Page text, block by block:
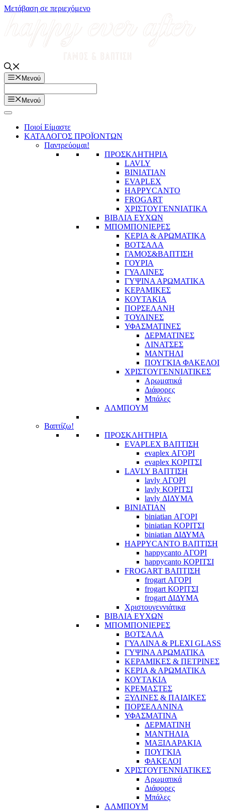
Μετάβαση σε περιεχόμενο
Μενού
Μενού
Ποιοί Είμαστε
ΚΑΤΑΛΟΓΟΣ ΠΡΟΪΟΝΤΩΝ
Παντρεύομαι!
ΠΡΟΣΚΛΗΤΗΡΙΑ
LAVLY
BINIATIAN
EVAPLEX
HAPPYCANTO
FROGART
ΧΡΙΣΤΟΥΓΕΝΝΙΑΤΙΚΑ
ΒΙΒΛΙΑ ΕΥΧΩΝ
ΜΠΟΜΠΟΝΙΕΡΕΣ
ΚΕΡΙΑ & ΑΡΩΜΑΤΙΚΑ
ΒΟΤΣΑΛΑ
ΓΑΜΟΣ&ΒΑΠΤΙΣΗ
ΓΟΥΡΙΑ
ΓΥΑΛΙΝΕΣ
ΓΥΨΙΝΑ ΑΡΩΜΑΤΙΚΑ
ΚΕΡΑΜΙΚΕΣ
ΚΟΥΤΑΚΙΑ
ΠΟΡΣΕΛΑΝΗ
ΤΟΥΛΙΝΕΣ
ΥΦΑΣΜΑΤΙΝΕΣ
ΔΕΡΜΑΤΙΝΕΣ
ΛΙΝΑΤΣΕΣ
ΜΑΝΤΗΛΙ
ΠΟΥΓΚΙΑ ΦΑΚΕΛΟΙ
ΧΡΙΣΤΟΥΓΕΝΝΙΑΤΙΚΕΣ
Αρωματικά
Διάφορες
Μπάλες
ΑΛΜΠΟΥΜ
Βαπτίζω!
ΠΡΟΣΚΛΗΤΗΡΙΑ
EVAPLEX ΒΑΠΤΙΣΗ
evaplex ΑΓΟΡΙ
evaplex ΚΟΡΙΤΣΙ
LAVLY ΒΑΠΤΙΣΗ
lavly ΑΓΟΡΙ
lavly ΚΟΡΙΤΣΙ
lavly ΔΙΔΥΜΑ
BINIATIAN
biniatian ΑΓΟΡΙ
biniatian ΚΟΡΙΤΣΙ
biniatian ΔΙΔΥΜΑ
HAPPYCANTO ΒΑΠΤΙΣΗ
happycanto ΑΓΟΡΙ
happycanto ΚΟΡΙΤΣΙ
FROGART ΒΑΠΤΙΣΗ
frogart ΑΓΟΡΙ
frogart ΚΟΡΙΤΣΙ
frogart ΔΙΔΥΜΑ
Χριστουγεννιάτικα
ΒΙΒΛΙΑ ΕΥΧΩΝ
ΜΠΟΜΠΟΝΙΕΡΕΣ
ΒΟΤΣΑΛΑ
ΓΥΑΛΙΝΑ & PLEXI GLASS
ΓΥΨΙΝΑ ΑΡΩΜΑΤΙΚΑ
ΚΕΡΑΜΙΚΕΣ & ΠΕΤΡΙΝΕΣ
ΚΕΡΙΑ & ΑΡΩΜΑΤΙΚΑ
ΚΟΥΤΑΚΙΑ
ΚΡΕΜΑΣΤΕΣ
ΞΥΛΙΝΕΣ & ΠΑΙΔΙΚΕΣ
ΠΟΡΣΕΛΑΝΙΝΑ
ΥΦΑΣΜΑΤΙΝA
ΔΕΡΜΑΤΙΝΗ
ΜΑΝΤΗΛΙΑ
ΜΑΞΙΛΑΡΑΚΙΑ
ΠΟΥΓΚΙΑ
ΦΑΚΕΛΟΙ
ΧΡΙΣΤΟΥΓΕΝΝΙΑΤΙΚΕΣ
Αρωματικά
Διάφορες
Μπάλες
ΑΛΜΠΟΥΜ